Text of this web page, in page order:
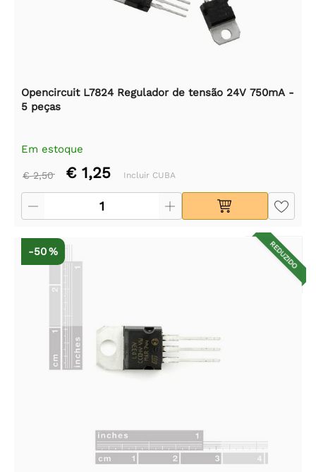
Opencircuit L7824 Regulador de tensão 24V 750mA -
5 peças
Em estoque
€ 2,50 € 1,25 Incluir CUBA
REDUZIDO
-50 %